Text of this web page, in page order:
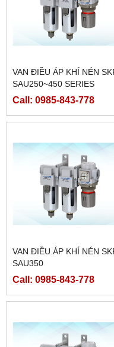
VAN ĐIỀU ÁP KHÍ NÉN
SAU250~450 SERIES
Call: 0985-843-778
VAN ĐIỀU ÁP KHÍ NÉN
SAU350
Call: 0985-843-778